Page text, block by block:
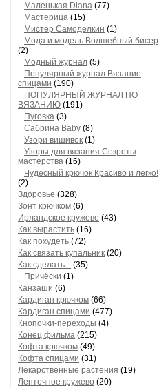
Маленькая Diana (77)
Мастерица (15)
Мистер Cамоделкин (1)
Мода и модель Волшебный бисер
(2)
Модный журнал (5)
Популярный журнал Вязание
спицами (190)
ПОПУЛЯРНЫЙ ЖУРНАЛ ПО
ВЯЗАНИЮ (191)
Пуговка (3)
Сабрина Baby (8)
Узори вишивок (1)
Узоры для вязания Секреты
мастерства (16)
Чудесный крючок Красиво и легко!
(2)
Здоровье (328)
Зонт крючком (6)
Ирландское кружево (43)
Как вырастить (16)
Как похудеть (72)
Как связать купальник (20)
Как сделать... (35)
Причёски (1)
Канзаши (6)
Кардиган крючком (66)
Кардиган спицами (477)
Кнопочки-переходы (4)
Конец фильма (215)
Кофта крючком (49)
Кофта спицами (31)
Лекарственные растения (19)
Ленточное кружево (20)